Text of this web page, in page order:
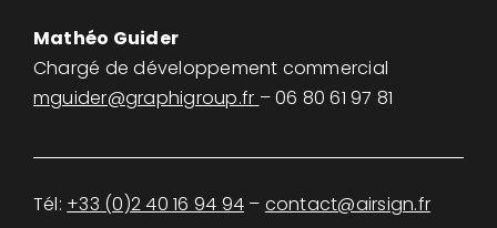
Mathéo Guider
Chargé de développement commercial
mguider@graphigroup.fr – 06 80 61 97 81
Tél: +33 (0)2 40 16 94 94 – contact@airsign.fr